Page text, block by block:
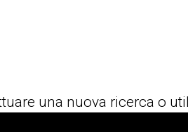
una nuova ricerca o